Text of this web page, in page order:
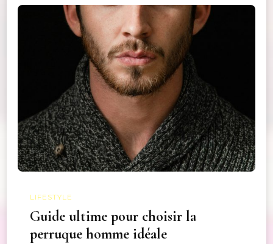
LIFESTYLE
Guide ultime pour choisir la
perruque homme idéale